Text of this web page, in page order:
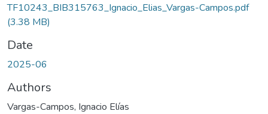
TF10243_BIB315763_Ignacio_Elias_Vargas-Campos.pdf
(3.38 MB)
Date
2025-06
Authors
Vargas-Campos, Ignacio Elías